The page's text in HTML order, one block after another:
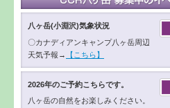
八ヶ岳(小淵沢)気象状況
〇カナディアンキャンプ八ヶ岳周辺
天気予報→
【こちら】
2026年のご予約こちらです。
八ヶ岳の自然をお楽しみください。